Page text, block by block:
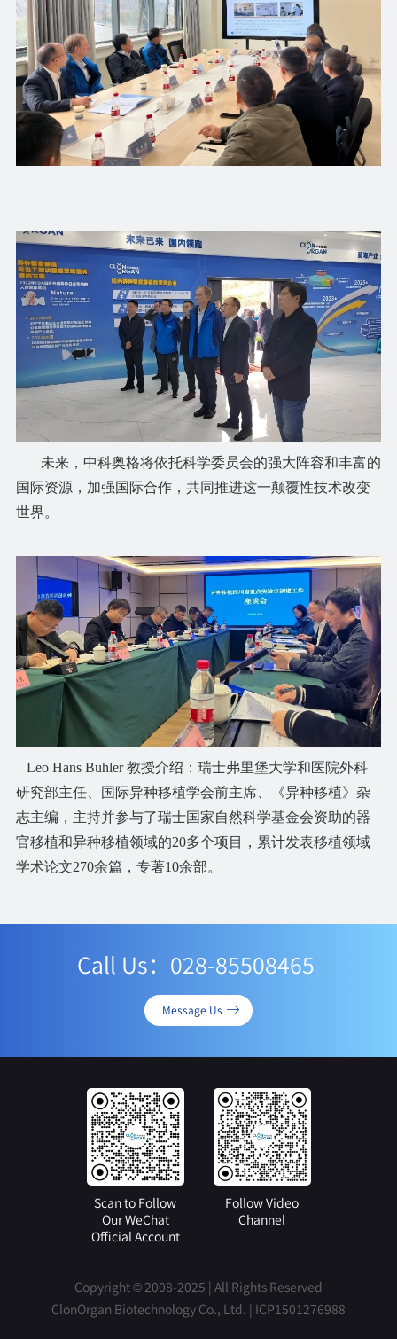
未来，中科奥格将依托科学委员会的强大阵容和丰富的
国际资源，加强国际合作，共同推进这一颠覆性技术改变
世界。
Leo Hans Buhler 教授介绍：瑞士弗里堡大学和医院外科
研究部主任、国际异种移植学会前主席、《异种移植》杂
志主编，主持并参与了瑞士国家自然科学基金会资助的器
官移植和异种移植领域的20多个项目，累计发表移植领域
学术论文270余篇，专著10余部。
Call Us：028-85508465
Message Us
Scan to Follow
Our WeChat
Official Account
Follow Video
Channel
Copyright © 2008-2025 | All Rights Reserved
ClonOrgan Biotechnology Co., Ltd. | ICP1501276988